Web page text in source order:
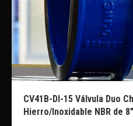
CV41B-DI-15 Válvula Duo
Hierro/Inoxidable NBR de 8″